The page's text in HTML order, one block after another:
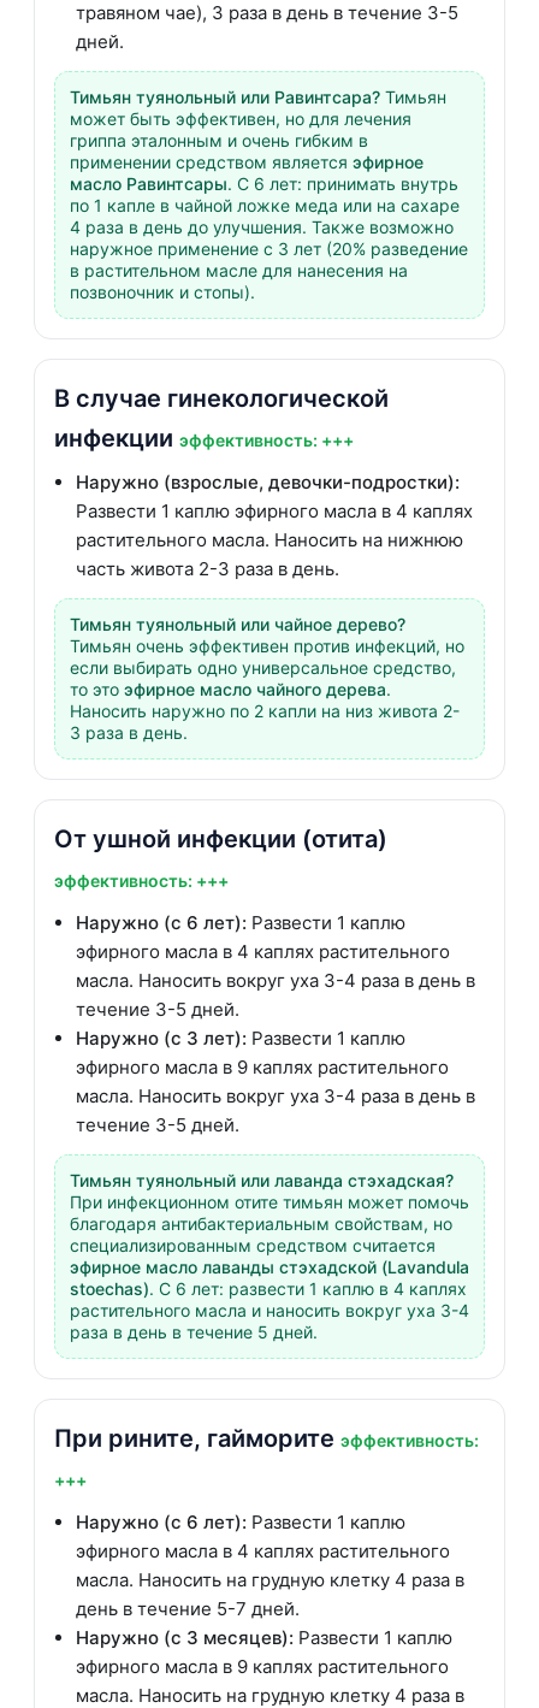
травяном чае), 3 раза в день в течение 3-5
дней.
Тимьян туянольный или Равинтсара? Тимьян
может быть эффективен, но для лечения
гриппа эталонным и очень гибким в
применении средством является эфирное
масло Равинтсары. С 6 лет: принимать внутрь
по 1 капле в чайной ложке меда или на сахаре
4 раза в день до улучшения. Также возможно
наружное применение с 3 лет (20% разведение
в растительном масле для нанесения на
позвоночник и стопы).
В случае гинекологической
инфекции эффективность: +++
Наружно (взрослые, девочки-подростки):
Развести 1 каплю эфирного масла в 4 каплях
растительного масла. Наносить на нижнюю
часть живота 2-3 раза в день.
Тимьян туянольный или чайное дерево?
Тимьян очень эффективен против инфекций, но
если выбирать одно универсальное средство,
то это эфирное масло чайного дерева.
Наносить наружно по 2 капли на низ живота 2-
3 раза в день.
От ушной инфекции (отита)
эффективность: +++
Наружно (с 6 лет): Развести 1 каплю
эфирного масла в 4 каплях растительного
масла. Наносить вокруг уха 3-4 раза в день в
течение 3-5 дней.
Наружно (с 3 лет): Развести 1 каплю
эфирного масла в 9 каплях растительного
масла. Наносить вокруг уха 3-4 раза в день в
течение 3-5 дней.
Тимьян туянольный или лаванда стэхадская?
При инфекционном отите тимьян может помочь
благодаря антибактериальным свойствам, но
специализированным средством считается
эфирное масло лаванды стэхадской (Lavandula
stoechas). С 6 лет: развести 1 каплю в 4 каплях
растительного масла и наносить вокруг уха 3-4
раза в день в течение 5 дней.
При рините, гайморите эффективность:
+++
Наружно (с 6 лет): Развести 1 каплю
эфирного масла в 4 каплях растительного
масла. Наносить на грудную клетку 4 раза в
день в течение 5-7 дней.
Наружно (с 3 месяцев): Развести 1 каплю
эфирного масла в 9 каплях растительного
масла. Наносить на грудную клетку 4 раза в